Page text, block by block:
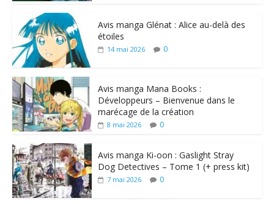
Avis manga Glénat : Alice au-delà des
étoiles
14 mai 2026 0
Avis manga Mana Books :
Développeurs – Bienvenue dans le
marécage de la création
8 mai 2026 0
Avis manga Ki-oon : Gaslight Stray
Dog Detectives – Tome 1 (+ press kit)
7 mai 2026 0